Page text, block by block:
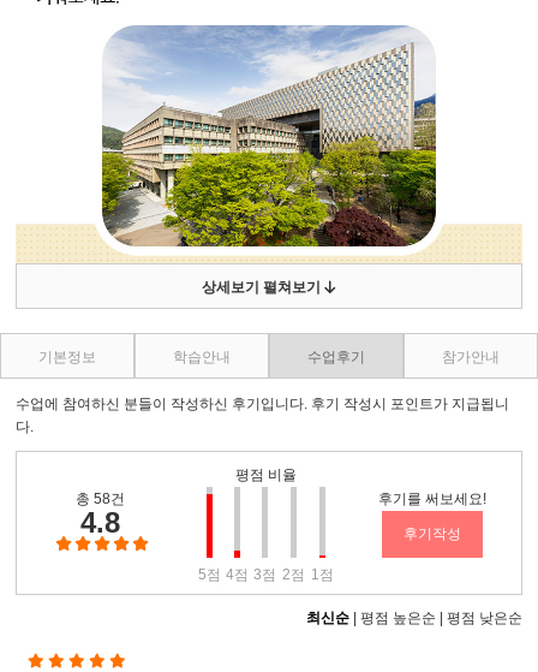
상세보기 펼쳐보기
기본정보 학습안내 수업후기 참가안내
수업에 참여하신 분들이 작성하신 후기입니다. 후기 작성시 포인트가 지급됩니
다.
총 58건
4.8
평점 비율
5점 4점 3점 2점 1점
후기를 써보세요!
후기작성
최신순| 평점 높은순 | 평점 낮은순